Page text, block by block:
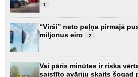
1
“Virši” neto peļņa pirmajā
miljonus eiro
2
Vai pāris minūtes ir riska
saistīto avāriju skaits šogad